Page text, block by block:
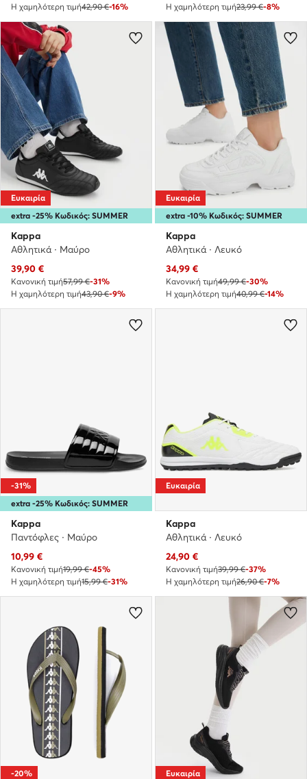
Η χαμηλότερη τιμή42,90 €-16%
Η χαμηλότερη τιμή23,99 €-8%
extra -25% Κωδικός: SUMMER
Ευκαιρία
Kappa
Αθλητικά · Μαύρο
Τρέχουσα τιμή
39,90 €
Κανονική τιμή57,99 €-31%
Η χαμηλότερη τιμή43,90 €-9%
extra -10% Κωδικός: SUMMER
Ευκαιρία
Kappa
Αθλητικά · Λευκό
Τρέχουσα τιμή
34,99 €
Κανονική τιμή49,99 €-30%
Η χαμηλότερη τιμή40,99 €-14%
extra -25% Κωδικός: SUMMER
-31%
Kappa
Παντόφλες · Μαύρο
Τρέχουσα τιμή
10,99 €
Κανονική τιμή19,99 €-45%
Η χαμηλότερη τιμή15,99 €-31%
Ευκαιρία
Kappa
Αθλητικά · Λευκό
Τρέχουσα τιμή
24,90 €
Κανονική τιμή39,99 €-37%
Η χαμηλότερη τιμή26,90 €-7%
-20% Ευκαιρία